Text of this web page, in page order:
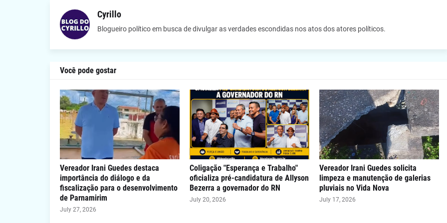
Cyrillo
Blogueiro político em busca de divulgar as verdades escondidas nos atos dos atores políticos.
Você pode gostar
Vereador Irani Guedes destaca
importância do diálogo e da
fiscalização para o desenvolvimento
de Parnamirim
July 27, 2026
Coligação "Esperança e Trabalho"
oficializa pré-candidatura de Allyson
Bezerra a governador do RN
July 20, 2026
Vereador Irani Guedes solicita
limpeza e manutenção de galerias
pluviais no Vida Nova
July 17, 2026